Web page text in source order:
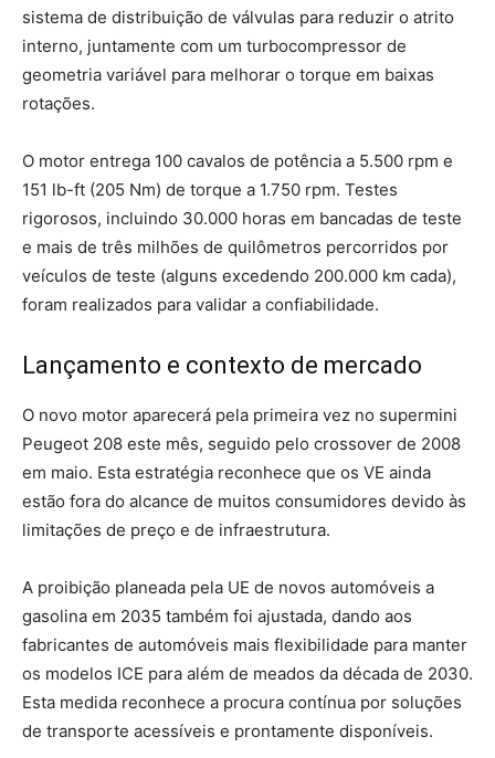
sistema de distribuição de válvulas para reduzir o atrito
interno, juntamente com um turbocompressor de
geometria variável para melhorar o torque em baixas
rotações.
O motor entrega 100 cavalos de potência a 5.500 rpm e
151 lb-ft (205 Nm) de torque a 1.750 rpm. Testes
rigorosos, incluindo 30.000 horas em bancadas de teste
e mais de três milhões de quilômetros percorridos por
veículos de teste (alguns excedendo 200.000 km cada),
foram realizados para validar a confiabilidade.
Lançamento e contexto de mercado
O novo motor aparecerá pela primeira vez no supermini
Peugeot 208 este mês, seguido pelo crossover de 2008
em maio. Esta estratégia reconhece que os VE ainda
estão fora do alcance de muitos consumidores devido às
limitações de preço e de infraestrutura.
A proibição planeada pela UE de novos automóveis a
gasolina em 2035 também foi ajustada, dando aos
fabricantes de automóveis mais flexibilidade para manter
os modelos ICE para além de meados da década de 2030.
Esta medida reconhece a procura contínua por soluções
de transporte acessíveis e prontamente disponíveis.